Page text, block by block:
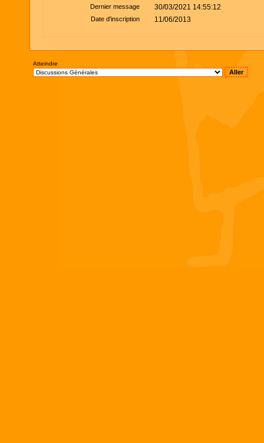
Dernier message 30/03/2021 14:55:12
Date d'inscription 11/06/2013
Atteindre